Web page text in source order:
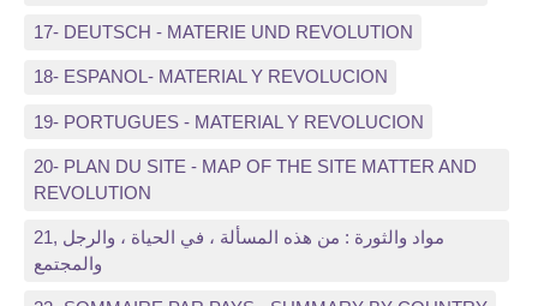
17- DEUTSCH - MATERIE UND REVOLUTION
18- ESPANOL- MATERIAL Y REVOLUCION
19- PORTUGUES - MATERIAL Y REVOLUCION
20- PLAN DU SITE - MAP OF THE SITE MATTER AND
REVOLUTION
21, مواد والثورة : من هذه المسألة ، في الحياة ، والرجل
والمجتمع